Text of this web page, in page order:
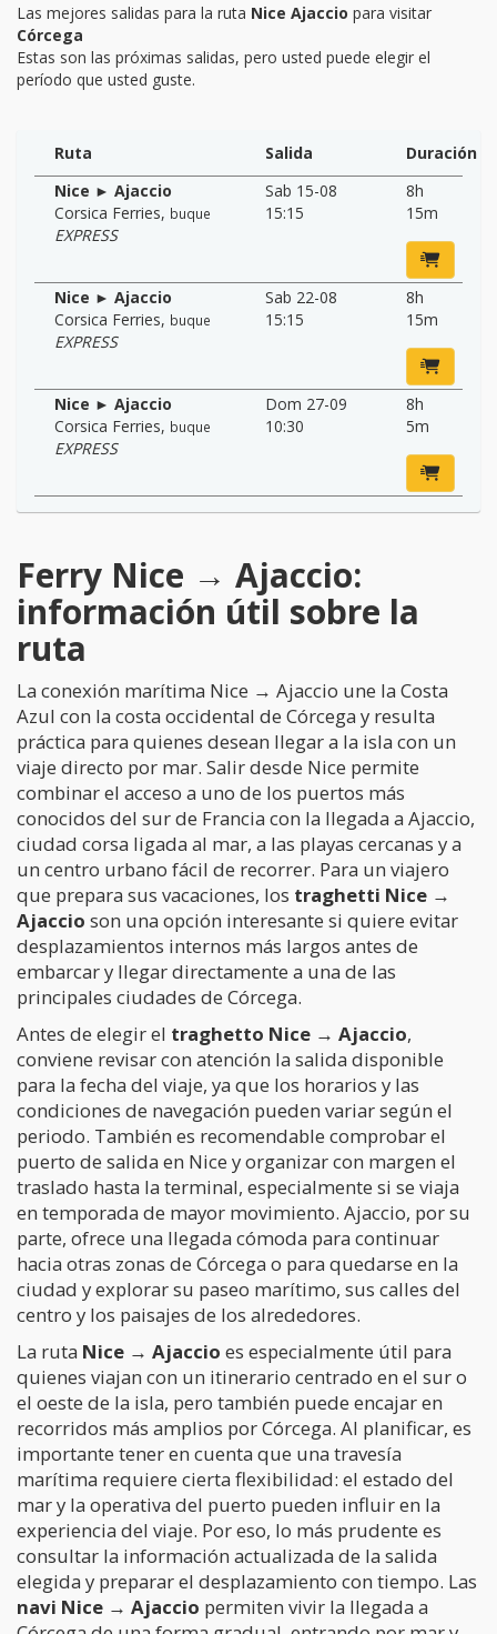
Las mejores salidas para la ruta Nice Ajaccio para visitar
Córcega
Estas son las próximas salidas, pero usted puede elegir el
período que usted guste.
Ruta Salida
Duración
Nice ► Ajaccio
Corsica Ferries, buque
EXPRESS
Sab 15-08
15:15
8h
15m
Nice ► Ajaccio
Corsica Ferries, buque
EXPRESS
Sab 22-08
15:15
8h
15m
Nice ► Ajaccio
Corsica Ferries, buque
EXPRESS
Dom 27-09
10:30
8h
5m
Ferry Nice → Ajaccio:
información útil sobre la
ruta
La conexión marítima Nice → Ajaccio une la Costa
Azul con la costa occidental de Córcega y resulta
práctica para quienes desean llegar a la isla con un
viaje directo por mar. Salir desde Nice permite
combinar el acceso a uno de los puertos más
conocidos del sur de Francia con la llegada a Ajaccio,
ciudad corsa ligada al mar, a las playas cercanas y a
un centro urbano fácil de recorrer. Para un viajero
que prepara sus vacaciones, los traghetti Nice →
Ajaccio son una opción interesante si quiere evitar
desplazamientos internos más largos antes de
embarcar y llegar directamente a una de las
principales ciudades de Córcega.
Antes de elegir el traghetto Nice → Ajaccio,
conviene revisar con atención la salida disponible
para la fecha del viaje, ya que los horarios y las
condiciones de navegación pueden variar según el
periodo. También es recomendable comprobar el
puerto de salida en Nice y organizar con margen el
traslado hasta la terminal, especialmente si se viaja
en temporada de mayor movimiento. Ajaccio, por su
parte, ofrece una llegada cómoda para continuar
hacia otras zonas de Córcega o para quedarse en la
ciudad y explorar su paseo marítimo, sus calles del
centro y los paisajes de los alrededores.
La ruta Nice → Ajaccio es especialmente útil para
quienes viajan con un itinerario centrado en el sur o
el oeste de la isla, pero también puede encajar en
recorridos más amplios por Córcega. Al planificar, es
importante tener en cuenta que una travesía
marítima requiere cierta flexibilidad: el estado del
mar y la operativa del puerto pueden influir en la
experiencia del viaje. Por eso, lo más prudente es
consultar la información actualizada de la salida
elegida y preparar el desplazamiento con tiempo. Las
navi Nice → Ajaccio permiten vivir la llegada a